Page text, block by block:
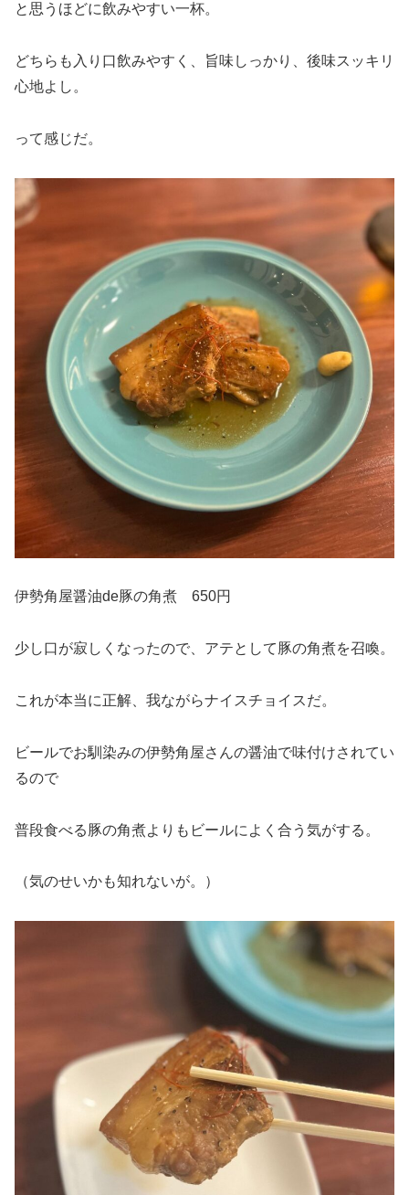
と思うほどに飲みやすい一杯。
どちらも入り口飲みやすく、旨味しっかり、後味スッキリ
心地よし。
って感じだ。
伊勢角屋醤油de豚の角煮 650円
少し口が寂しくなったので、アテとして豚の角煮を召喚。
これが本当に正解、我ながらナイスチョイスだ。
ビールでお馴染みの伊勢角屋さんの醤油で味付けされてい
るので
普段食べる豚の角煮よりもビールによく合う気がする。
（気のせいかも知れないが。）